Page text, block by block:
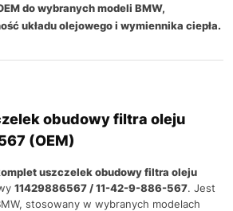
do wybranych modeli BMW,
układu olejowego i wymiennika ciepła.
obudowy filtra oleju
(OEM)
uszczelek obudowy filtra oleju
11429886567 / 11-42-9-886-567. Jest
stosowany w wybranych modelach